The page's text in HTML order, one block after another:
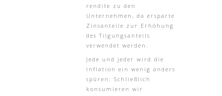
rendite zu den
Unternehmen, da ersparte
Zinsanteile zur Erhöhung
des Tilgungsanteils
verwendet werden.
Jede und jeder wird die
Inflation ein wenig anders
spüren: Schließlich
konsumieren wir